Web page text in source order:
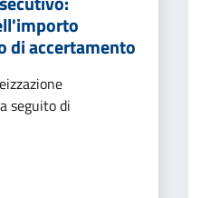
di accertamento
seguito di